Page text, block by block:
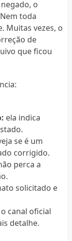
o
toda
Muitas vezes, o
de
que ficou
ela indica
se é um
corrigido.
perca a
solicitado e
o canal oficial
detalhe.